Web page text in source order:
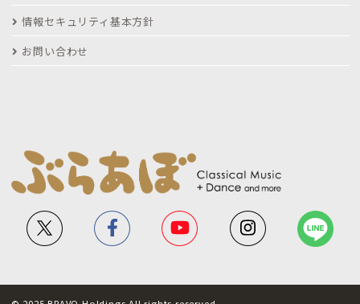
情報セキュリティ基本方針
お問い合わせ